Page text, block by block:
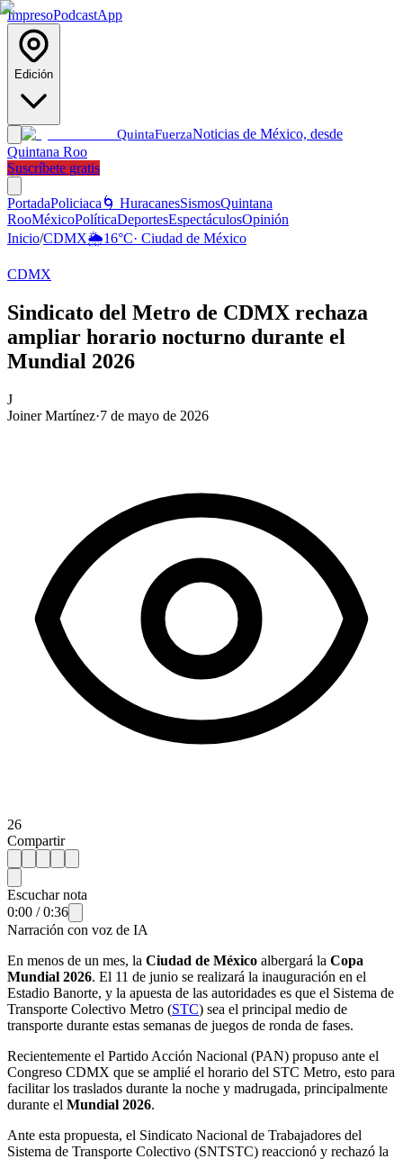
ImpresoPodcastApp
Edición
QuintaFuerzaNoticias de México, desde
Quintana Roo
Suscríbete gratis
PortadaPoliciaca 🌀 HuracanesSismosQuintana
RooMéxicoPolíticaDeportesEspectáculosOpinión
Inicio/CDMX🌦️16°C· Ciudad de México
CDMX
Sindicato del Metro de CDMX rechaza
ampliar horario nocturno durante el
Mundial 2026
J
Joiner Martínez·7 de mayo de 2026
26
Compartir
Escuchar nota
0:00 /0:36
Narración con voz de IA
En menos de un mes, la Ciudad de México albergará la Copa
Mundial 2026. El 11 de junio se realizará la inauguración en el
Estadio Banorte, y la apuesta de las autoridades es que el Sistema de
Transporte Colectivo Metro (STC) sea el principal medio de
transporte durante estas semanas de juegos de ronda de fases.
Recientemente el Partido Acción Nacional (PAN) propuso ante el
Congreso CDMX que se amplié el horario del STC Metro, esto para
facilitar los traslados durante la noche y madrugada, principalmente
durante el Mundial 2026.
Ante esta propuesta, el Sindicato Nacional de Trabajadores del
Sistema de Transporte Colectivo (SNTSTC) reaccionó y rechazó la